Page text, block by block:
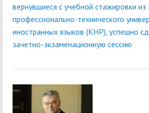
вернувшиеся с учебной стажировки
профессионально-технического
иностранных языков (КНР), успешно
зачетно-экзаменационную сессию